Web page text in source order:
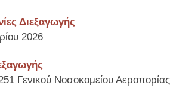
Διεξαγωγής
2026
Γενικού Νοσοκομείου Αεροπορίας